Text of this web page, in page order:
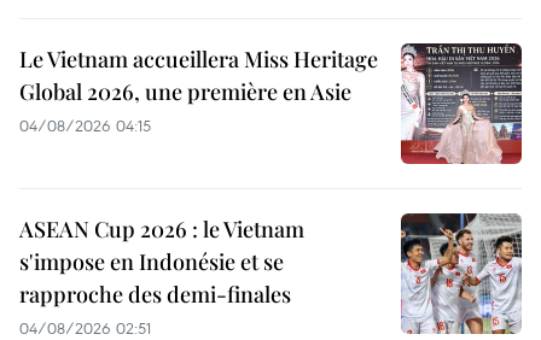
Le Vietnam accueillera Miss Heritage
Global 2026, une première en Asie
04/08/2026 04:15
ASEAN Cup 2026 : le Vietnam
s'impose en Indonésie et se
rapproche des demi-finales
04/08/2026 02:51